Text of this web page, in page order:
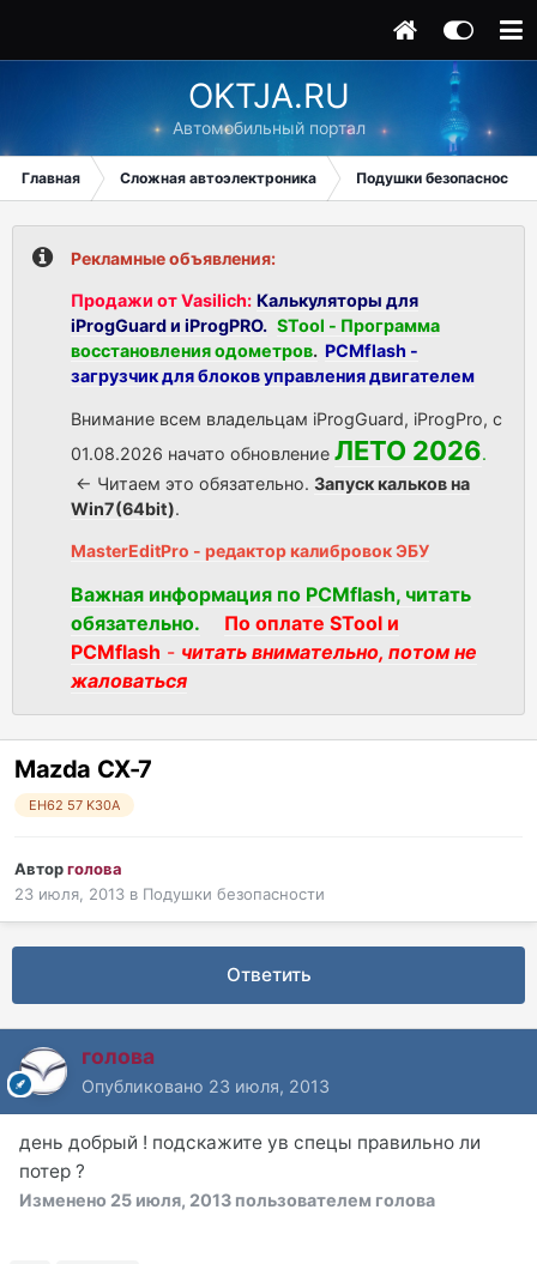
OKTJA.RU
Автомобильный портал
Главная Сложная автоэлектроника Подушки безопасности
Рекламные объявления:
Продажи от Vasilich: Калькуляторы для
iProgGuard и iProgPRO. STool - Программа
восстановления одометров. PCMflash -
загрузчик для блоков управления двигателем
Внимание всем владельцам iProgGuard, iProgPro, с
01.08.2026 начато обновление ЛЕТО 2026.
<- Читаем это обязательно. Запуск кальков на
Win7(64bit).
MasterEditPro - редактор калибровок ЭБУ
Важная информация по PCMflash, читать
обязательно.
По оплате STool и
PCMflash - читать внимательно, потом не
жаловаться
Mazda CX-7
EH62 57 K30A
Авторголова
23 июля, 2013 в Подушки безопасности
Ответить
голова
Опубликовано 23 июля, 2013
день добрый ! подскажите ув спецы правильно ли
потер ?
Изменено 25 июля, 2013 пользователем голова